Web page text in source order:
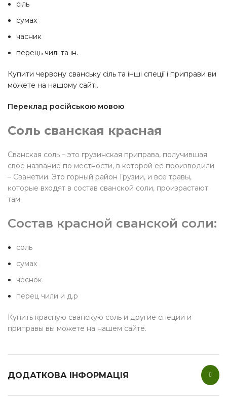
сіль
сумах
часник
перець чилі та ін.
Купити червону сванську сіль та інші спеції і приправи ви
можете на нашому сайті.
Переклад російською мовою
Соль сванская красная
Сванская соль – это грузинская приправа, получившая
свое название по местности, в которой ее производили
– Сванетии. Это горный район Грузии, и все травы,
которые входят в состав сванской соли, произрастают
там.
Состав красной сванской соли:
соль
сумах
чеснок
перец чили и д.р
Купить красную сванскую соль и другие специи и
приправы вы можете на нашем сайте.
ДОДАТКОВА ІНФОРМАЦІЯ